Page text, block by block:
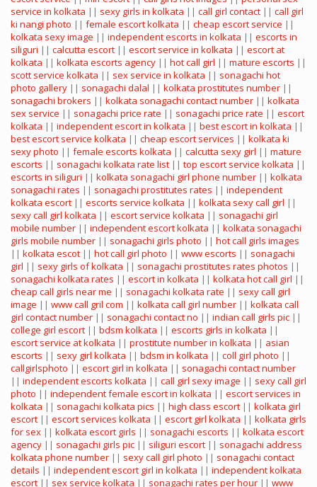
service in kolkata || sexy girls in kolkata || call girl contact || call girl
ki nangi photo || female escort kolkata || cheap escort service ||
kolkata sexy image || independent escorts in kolkata || escorts in
siliguri || calcutta escort || escort service in kolkata || escort at
kolkata || kolkata escorts agency || hot call girl || mature escorts ||
scott service kolkata || sex service in kolkata || sonagachi hot
photo gallery || sonagachi dalal || kolkata prostitutes number ||
sonagachi brokers || kolkata sonagachi contact number || kolkata
sex service || sonagachi price rate || sonagachi price rate || escort
kolkata || independent escort in kolkata || best escort in kolkata ||
best escort service kolkata || cheap escort services || kolkata ki
sexy photo || female escorts kolkata || calcutta sexy girl || mature
escorts || sonagachi kolkata rate list || top escort service kolkata ||
escorts in siliguri || kolkata sonagachi girl phone number || kolkata
sonagachi rates || sonagachi prostitutes rates || independent
kolkata escort || escorts service kolkata || kolkata sexy call girl ||
sexy call girl kolkata || escort service kolkata || sonagachi girl
mobile number || independent escort kolkata || kolkata sonagachi
girls mobile number || sonagachi girls photo || hot call girls images
|| kolkata escot || hot call girl photo || www escorts || sonagachi
girl || sexy girls of kolkata || sonagachi prostitutes rates photos ||
sonagachi kolkata rates || escort in kolkata || kolkata hot call girl ||
cheap call girls near me || sonagachi kolkata rate || sexy call girl
image || www call gril com || kolkata call girl number || kolkata call
girl contact number || sonagachi contact no || indian call girls pic ||
college girl escort || bdsm kolkata || escorts girls in kolkata ||
escort service at kolkata || prostitute number in kolkata || asian
escorts || sexy girl kolkata || bdsm in kolkata || coll girl photo ||
callgirlsphoto || escort girl in kolkata || sonagachi contact number
|| independent escorts kolkata || call girl sexy image || sexy call girl
photo || independent female escort in kolkata || escort services in
kolkata || sonagachi kolkata pics || high class escort || kolkata girl
escort || escort services kolkata || escort girl kolkata || kolkata girls
for sex || kolkata escort girls || sonagachi escorts || kolkata escort
agency || sonagachi girls pic || siliguri escort || sonagachi address
kolkata phone number || sexy call girl photo || sonagachi contact
details || independent escort girl in kolkata || independent kolkata
escort || sex service kolkata || sonagachi rates per hour || www